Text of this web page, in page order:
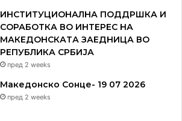
ИНСТИТУЦИОНАЛНА ПОДДРШКА И
СОРАБОТКА ВО ИНТЕРЕС НА
МАКЕДОНСКАТА ЗАЕДНИЦА ВО
РЕПУБЛИКА СРБИЈА
пред 2 weeks
Македонско Сонце- 19 07 2026
пред 2 weeks